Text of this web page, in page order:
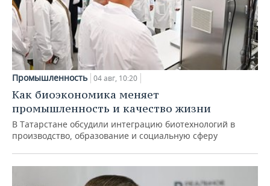
Промышленность 04 авг, 10:20
Как биоэкономика меняет
промышленность и качество жизни
В Татарстане обсудили интеграцию биотехнологий в
производство, образование и социальную сферу